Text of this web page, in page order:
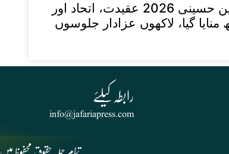
پاکستان بھر میں اربعین حسینی 2026 عقیدت، اتحاد اور
گیا، لاکھوں عزادار جلوسوں
info@jafariapress.com​